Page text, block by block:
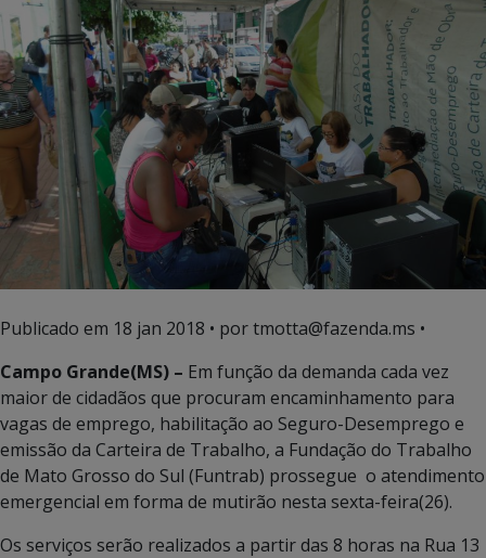
Publicado em 18 jan 2018 • por tmotta@fazenda.ms •
Campo Grande(MS) – Em função da demanda cada vez
maior de cidadãos que procuram encaminhamento para
vagas de emprego, habilitação ao Seguro-Desemprego e
emissão da Carteira de Trabalho, a Fundação do Trabalho
de Mato Grosso do Sul (Funtrab) prossegue o atendimento
emergencial em forma de mutirão nesta sexta-feira(26).
Os serviços serão realizados a partir das 8 horas na Rua 13